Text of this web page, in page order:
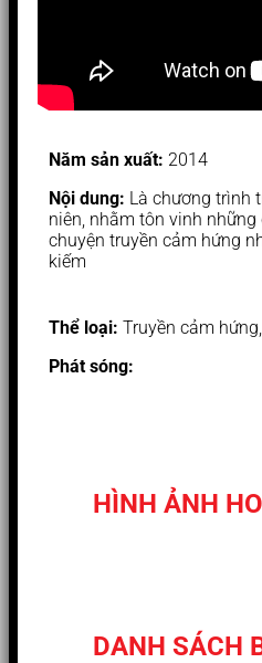
Năm sản xuất: 2014
Nội dung: Là chương trình
niên, nhằm tôn vinh
chuyện truyền cảm hứng
kiếm
Thể loại: Truyền cảm
Phát sóng:
HÌNH ẢNH
DANH SÁCH